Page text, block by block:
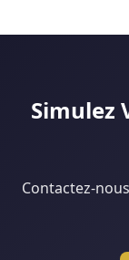
qui est
Simulez
Contactez-